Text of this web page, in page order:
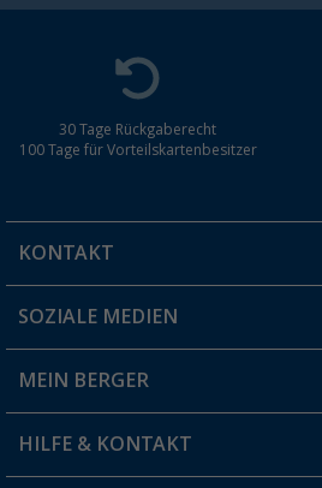
30 Tage Rückgaberecht
100 Tage für Vorteilskartenbesitzer
KONTAKT
Du hast eine Frage?
Filiale finden
SOZIALE MEDIEN
MEIN BERGER
Vorteilskarte
HILFE & KONTAKT